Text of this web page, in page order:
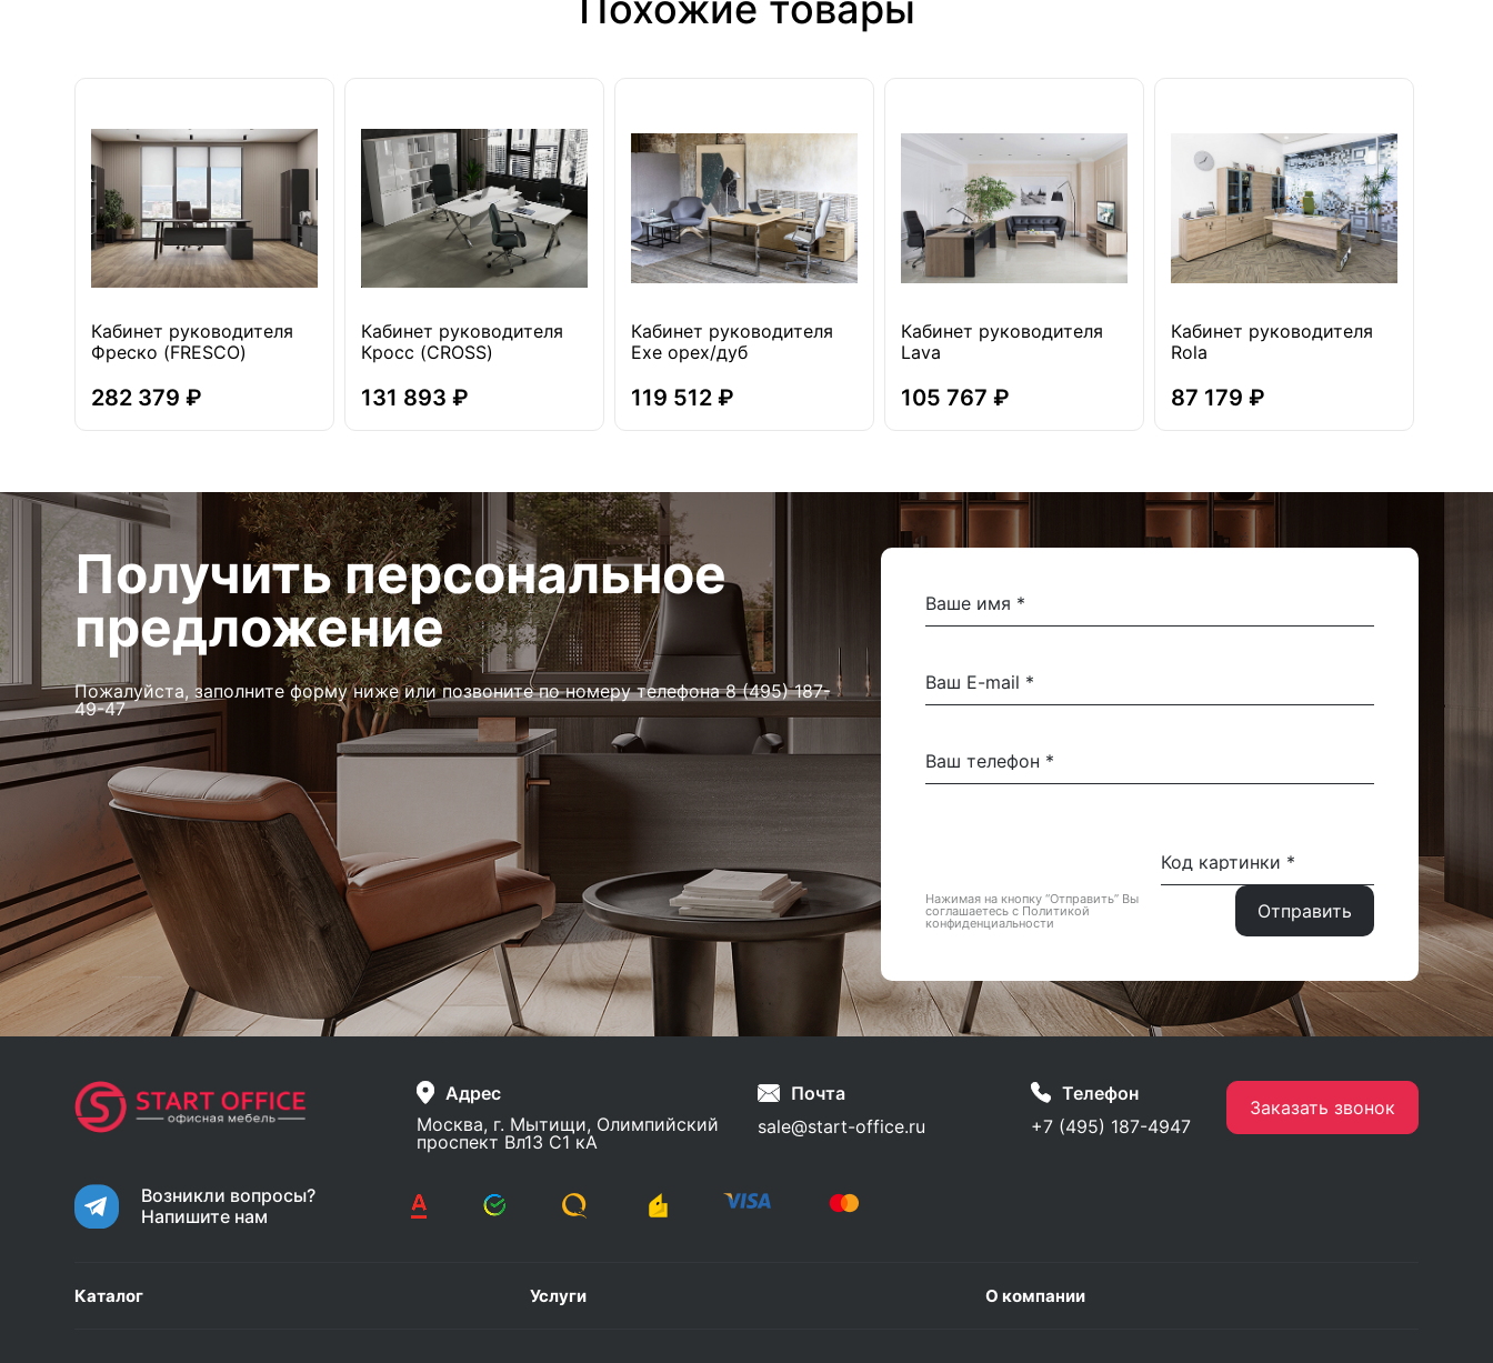
Кабинет руководителя
Фреско (FRESCO)
282 379 ₽
Кабинет руководителя
Кросс (CROSS)
131 893 ₽
Кабинет руководителя
Exe орех/дуб
119 512 ₽
Кабинет руководителя
Lava
105 767 ₽
Кабинет руководителя
Rola
87 179 ₽
Получить персональное
предложение
Пожалуйста, заполните форму ниже или позвоните по номеру телефона8 (495) 187-
49-47
Нажимая на кнопку “Отправить” Вы
соглашаетесь с Политикой
конфиденциальности
Адрес
Москва, г. Мытищи, Олимпийский
проспект Вл13 С1 кА
Почта
sale@start-office.ru
Телефон
+7 (495) 187-4947
Заказать звонок
Возникли вопросы?
Напишите нам
Каталог Услуги О компании